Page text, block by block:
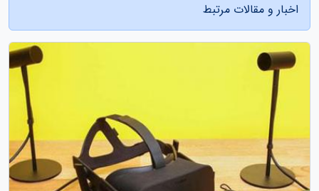
اخبار و مقالات مرتبط